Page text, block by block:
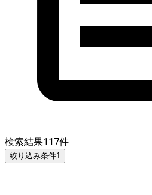
検索結果117件
絞り込み条件1